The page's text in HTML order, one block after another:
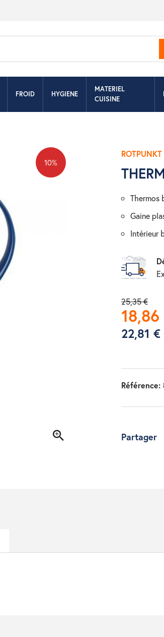
FROID HYGIENE
MATERIEL
CUISINE
10%
ROTPUNKT
thermos
gaine
intérieur
25,35 €
22,81 €
Référence:
Partager